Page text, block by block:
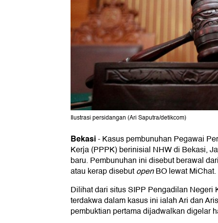
Ilustrasi persidangan (Ari Saputra/detikcom)
Bekasi-Kasus pembunuhan Pegawai
Kerja (PPPK) berinisial NHW di Bekasi,
baru. Pembunuhan ini disebut berawal
atau kerap disebutopenBO lewat MiChat.
Dilihat dari situs SIPP Pengadilan Negeri
terdakwa dalam kasus ini ialah Ari dan
pembuktian pertama dijadwalkan digelar